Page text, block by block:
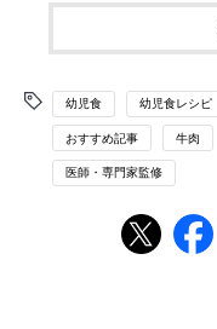
幼児食 幼児食レシピ
おすすめ記事 牛肉
医師・専門家監修